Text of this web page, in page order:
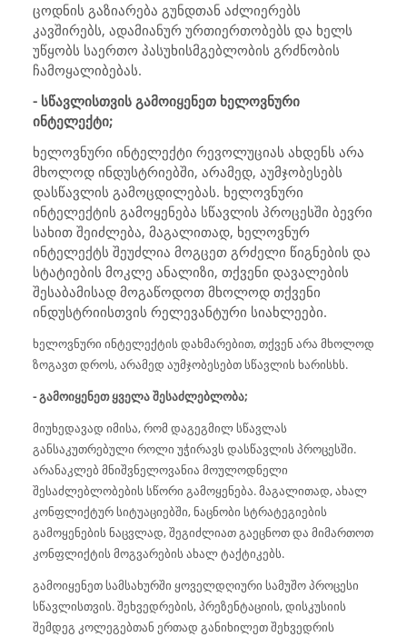
ცოდნის გაზიარება გუნდთან აძლიერებს
კავშირებს, ადამიანურ ურთიერთობებს და ხელს
უწყობს საერთო პასუხისმგებლობის გრძნობის
ჩამოყალიბებას.
- სწავლისთვის გამოიყენეთ ხელოვნური
ინტელექტი;
ხელოვნური ინტელექტი რევოლუციას ახდენს არა
მხოლოდ ინდუსტრიებში, არამედ, აუმჯობესებს
დასწავლის გამოცდილებას. ხელოვნური
ინტელექტის გამოყენება სწავლის პროცესში ბევრი
სახით შეიძლება, მაგალითად, ხელოვნურ
ინტელექტს შეუძლია მოგცეთ გრძელი წიგნების და
სტატიების მოკლე ანალიზი, თქვენი დავალების
შესაბამისად მოგაწოდოთ მხოლოდ თქვენი
ინდუსტრიისთვის რელევანტური სიახლეები.
ხელოვნური ინტელექტის დახმარებით, თქვენ არა მხოლოდ
ზოგავთ დროს, არამედ აუმჯობესებთ სწავლის ხარისხს.
- გამოიყენეთ ყველა შესაძლებლობა;
მიუხედავად იმისა, რომ დაგეგმილ სწავლას
განსაკუთრებული როლი უჭირავს დასწავლის პროცესში.
არანაკლებ მნიშვნელოვანია მოულოდნელი
შესაძლებლობების სწორი გამოყენება. მაგალითად, ახალ
კონფლიქტურ სიტუაციებში, ნაცნობი სტრატეგიების
გამოყენების ნაცვლად, შეგიძლიათ გაეცნოთ და მიმართოთ
კონფლიქტის მოგვარების ახალ ტაქტიკებს.
გამოიყენეთ სამსახურში ყოველდღიური სამუშო პროცესი
სწავლისთვის. შეხვედრების, პრეზენტაციის, დისკუსიის
შემდეგ კოლეგებთან ერთად განიხილეთ შეხვედრის